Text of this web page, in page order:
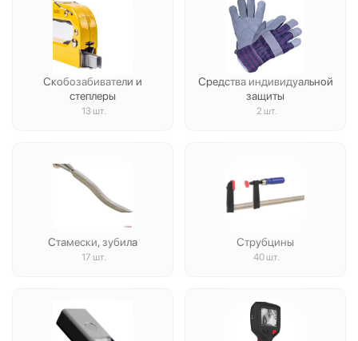
Скобозабиватели и
степлеры
13 шт.
Средства индивидуальной
защиты
2 шт.
Стамески, зубила
17 шт.
Струбцины
40 шт.